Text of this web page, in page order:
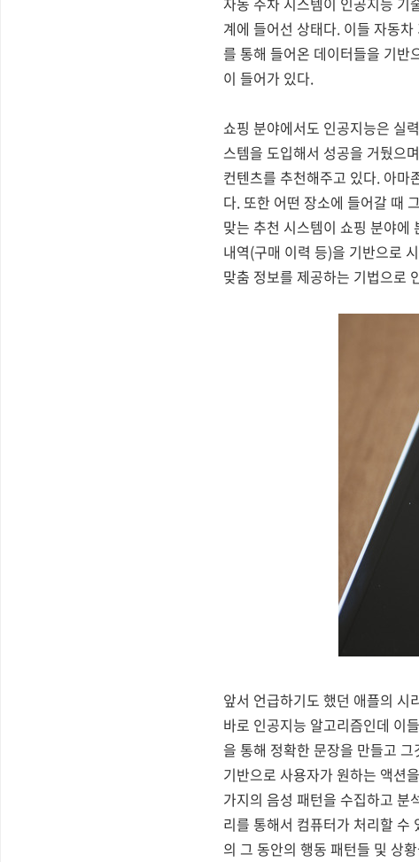
계에 들어선 상태다. 이들 자동
를 통해 들어온 데이터들을 기반
이 들어가 있다.
쇼핑 분야에서도 인공지능은 실
스템을 도입해서 성공을 거뒀으
컨텐츠를 추천해주고 있다. 아마
다. 또한 어떤 장소에 들어갈 때
맞는 추천 시스템이 쇼핑 분야에
내역(구매 이력 등)을 기반으로
맞춤 정보를 제공하는 기법으로
앞서 언급하기도 했던 애플의 시
바로 인공지능 알고리즘인데 이
을 통해 정확한 문장을 만들고
기반으로 사용자가 원하는 액션
가지의 음성 패턴을 수집하고 분
리를 통해서 컴퓨터가 처리할 수
의 그 동안의 행동 패턴들 및 상